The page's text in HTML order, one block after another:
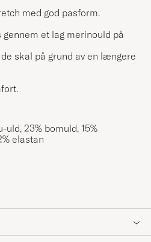
med god pasform.
gennem et lag merinould på
skal på grund av en længere
uld, 23% bomuld, 15%
elastan